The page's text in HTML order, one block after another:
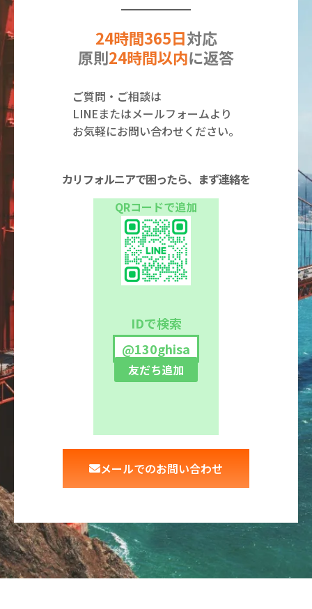
24時間365日対応
原則24時間以内に返答
ご質問・ご相談は
LINEまたはメールフォームより
お気軽にお問い合わせください。
カリフォルニアで困ったら、まず連絡を
QRコードで追加
IDで検索
@130ghisa
友だち追加
メールでのお問い合わせ